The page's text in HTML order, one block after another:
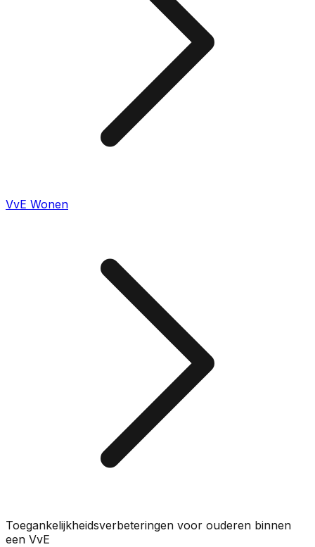
VvE Wonen
Toegankelijkheidsverbeteringen voor ouderen binnen
een VvE